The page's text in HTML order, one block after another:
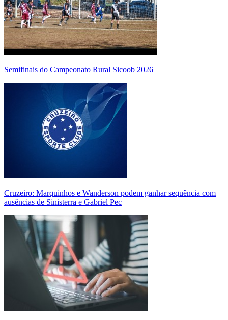
Semifinais do Campeonato Rural Sicoob 2026
Cruzeiro: Marquinhos e Wanderson podem ganhar sequência com
ausências de Sinisterra e Gabriel Pec